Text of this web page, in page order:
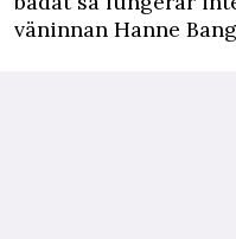
väninnan Hanne